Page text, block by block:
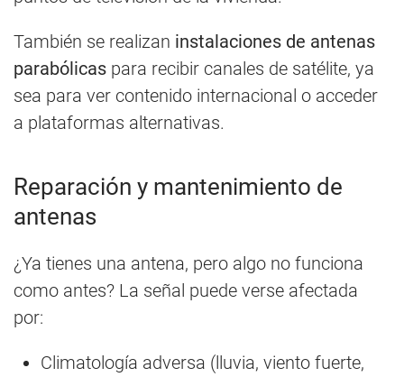
También se realizan instalaciones de antenas
parabólicas para recibir canales de satélite, ya
sea para ver contenido internacional o acceder
a plataformas alternativas.
Reparación y mantenimiento de
antenas
¿Ya tienes una antena, pero algo no funciona
como antes? La señal puede verse afectada
por:
Climatología adversa (lluvia, viento fuerte,